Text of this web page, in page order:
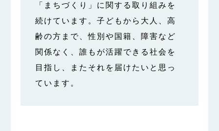
「まちづくり」に関する取り組みを
続けています。子どもから大人、高
齢の方まで、性別や国籍、障害など
関係なく、誰もが活躍できる社会を
目指し、またそれを届けたいと思っ
ています。